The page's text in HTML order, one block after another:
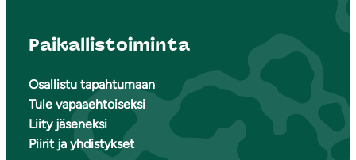
Paikallistoiminta
Osallistu tapahtumaan
Tule vapaaehtoiseksi
Liity jäseneksi
Piirit ja yhdistykset